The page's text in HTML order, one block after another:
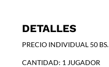
DETALLES
PRECIO INDIVIDUAL 50 BS.
CANTIDAD: 1 JUGADOR